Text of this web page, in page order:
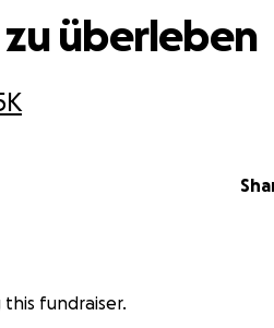
überleben
this fundraiser.